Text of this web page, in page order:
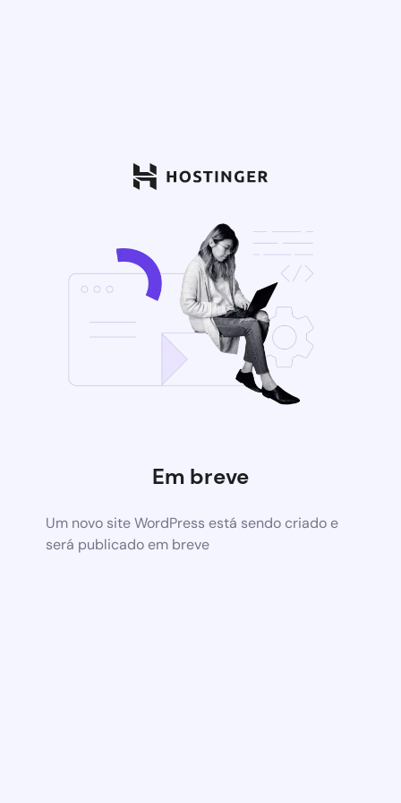
Em breve
Um novo site WordPress está sendo criado e
será publicado em breve